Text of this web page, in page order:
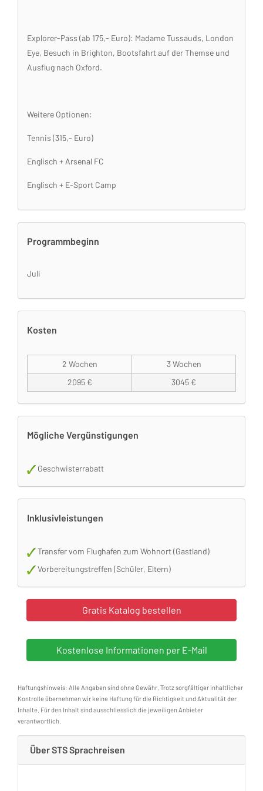
Explorer-Pass (ab 175,- Euro): Madame Tussauds, London
Eye, Besuch in Brighton, Bootsfahrt auf der Themse und
Ausflug nach Oxford.
Weitere Optionen:
Tennis (315,- Euro)
Englisch + Arsenal FC
Englisch + E-Sport Camp
Programmbeginn
Juli
Kosten
2 Wochen
3 Wochen
2095 €
3045 €
Mögliche Vergünstigungen
Geschwisterrabatt
Inklusivleistungen
Transfer vom Flughafen zum Wohnort (Gastland)
Vorbereitungstreffen (Schüler, Eltern)
Haftungshinweis: Alle Angaben sind ohne Gewähr. Trotz sorgfältiger inhaltlicher
Kontrolle übernehmen wir keine Haftung für die Richtigkeit und Aktualität der
Inhalte. Für den Inhalt sind ausschliesslich die jeweiligen Anbieter
verantwortlich.
Über STS Sprachreisen